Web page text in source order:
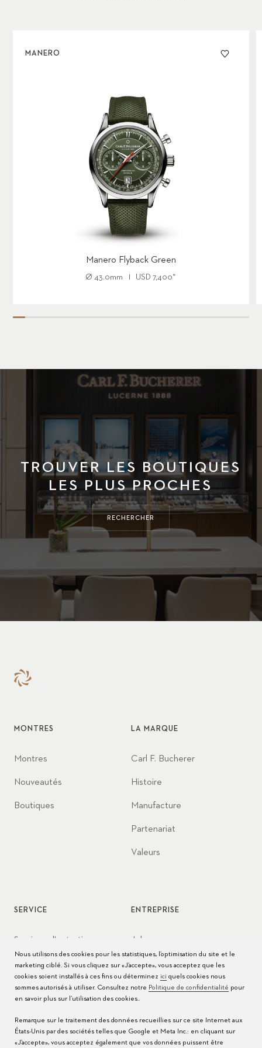
MANERO
Manero Flyback Green
Ø 43.0mm USD 7,400*
TROUVER LES BOUTIQUES
LES PLUS PROCHES
RECHERCHER
MONTRES
Montres
Nouveautés
Boutiques
LA MARQUE
Carl F. Bucherer
Histoire
Manufacture
Partenariat
Valeurs
SERVICE
Services d'entretien
Conseils d’entretien
Modes d'emploi
Centres de service
ENTREPRISE
Jobs
Presse
Contact
Nous utilisons des cookies pour les statistiques, l’optimisation du site et le
marketing ciblé. Si vous cliquez sur «J’accepte», vous acceptez que les
cookies soient installés à ces fins ou déterminez ici quels cookies nous
sommes autorisés à utiliser. Consultez notre Politique de confidentialité pour
en savoir plus sur l’utilisation des cookies..
Remarque sur le traitement des données recueillies sur ce site Internet aux
États-Unis par des sociétés telles que Google et Meta Inc.: en cliquant sur
«J’accepte», vous acceptez également que vos données puissent être